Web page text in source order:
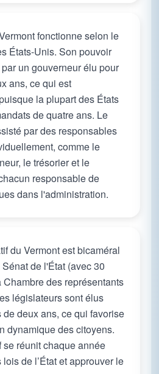
fonctionne selon le
États-Unis. Son pouvoir
un gouverneur élu pour
ans, ce qui est
la plupart des États
de quatre ans. Le
par des responsables
comme le
le trésorier et le
responsable de
dans l'administration.
du Vermont est bicaméral
de l'État (avec 30
Chambre des représentants
législateurs sont élus
deux ans, ce qui favorise
dynamique des citoyens.
réunit chaque année
de l’État et approuver le